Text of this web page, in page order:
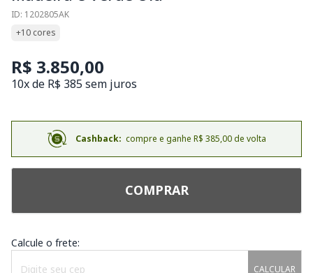
ID: 1202805AK
+10 cores
R$ 3.850,00
10x de R$ 385 sem juros
Cashback: compre e ganhe R$ 385,00 de volta
COMPRAR
Calcule o frete:
CALCULAR